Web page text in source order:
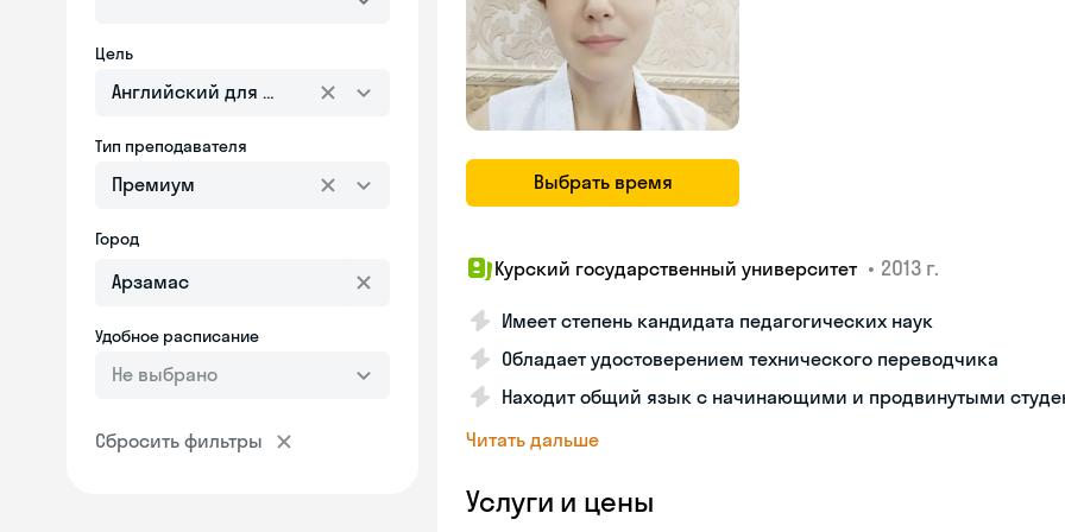
Цель
Английский для взрослых
Тип преподавателя
Премиум
Город
Удобное расписание
Не выбрано
Сбросить фильтры
Выбрать время
Курский государственный университет • 2013 г.
Имеет степень кандидата педагогических наук
Обладает удостоверением технического переводчика
Находит общий язык с начинающими и продвинутыми
Читать дальше
Услуги и цены